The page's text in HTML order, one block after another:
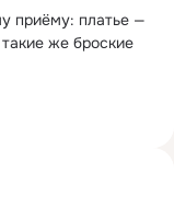
приёму: платье —
же броские